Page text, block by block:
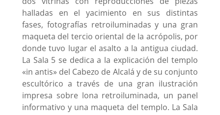
dos vitrinas con reproducciones de piezas
halladas en el yacimiento en sus distintas
fases, fotografías retroiluminadas y una gran
maqueta del tercio oriental de la acrópolis, por
donde tuvo lugar el asalto a la antigua ciudad.
La Sala 5 se dedica a la explicación del templo
«in antis» del Cabezo de Alcalá y de su conjunto
escultórico a través de una gran ilustración
impresa sobre lona retroiluminada, un panel
informativo y una maqueta del templo. La Sala